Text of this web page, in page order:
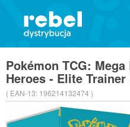
Pokémon TCG:
Heroes - Elite
( EAN-13: 196214132474 )